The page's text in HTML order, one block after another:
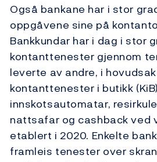
Også bankane har i stor
oppgåvene sine på
Bankkundar har i dag i stor
kontanttenester gjennom
leverte av andre, i
kontanttenester i butikk (KiB)
innskotsautomatar,
nattsafar og cashback ved
etablert i 2020. Enkelte
framleis tenester over